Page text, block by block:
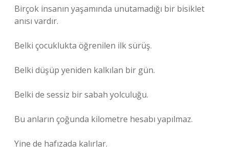
Birçok insanın yaşamında unutamadığı bir bisiklet
anısı vardır.
Belki çocuklukta öğrenilen ilk sürüş.
Belki düşüp yeniden kalkılan bir gün.
Belki de sessiz bir sabah yolculuğu.
Bu anların çoğunda kilometre hesabı yapılmaz.
Yine de hafızada kalırlar.